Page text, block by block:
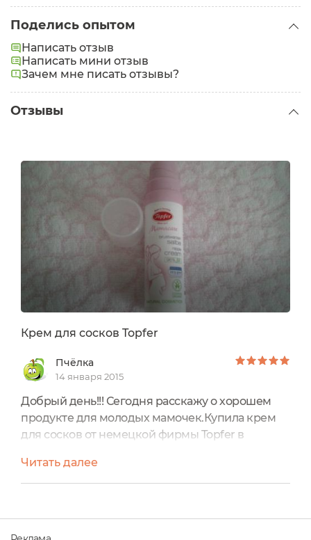
Поделись опытом
Написать отзыв
Написать мини отзыв
Зачем мне писать отзывы?
Отзывы
Крем для сосков Topfer
Пчёлка
14 января 2015
Добрый день!!! Сегодня расскажу о хорошем
продукте для молодых мамочек.Купила крем
для сосков от немецкой фирмы Topfer в
молодой мамочкой. И она с радостью
поделилась своими впечатлениями о данном
пластмассовой упаковке с помпой, что очень
гигиенично, в объеме 30 мл. Очень меня
Читать далее